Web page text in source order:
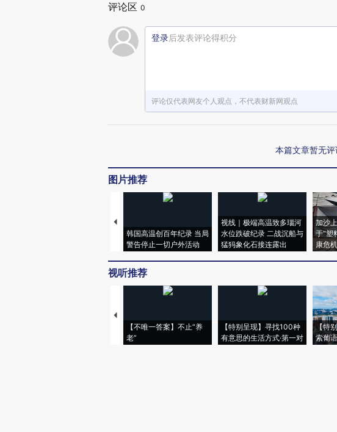
评论区 0
登录后发表评论得积分
评论仅代表网友个人观点，不代表财新网观点
本篇文章暂无评
图片推荐
韩国高温创百年纪录 当局
警告停止一切户外活动
视线｜极端高温致多瑙河
水位跌破纪录 二战沉船与
猛犸象化石接连露出
加沙
于“塑
康危机
视听推荐
【不唯一答案】不止“养
老”
【特别呈现】寻找100种
有意思的生活方式·第一对
【特
索葡